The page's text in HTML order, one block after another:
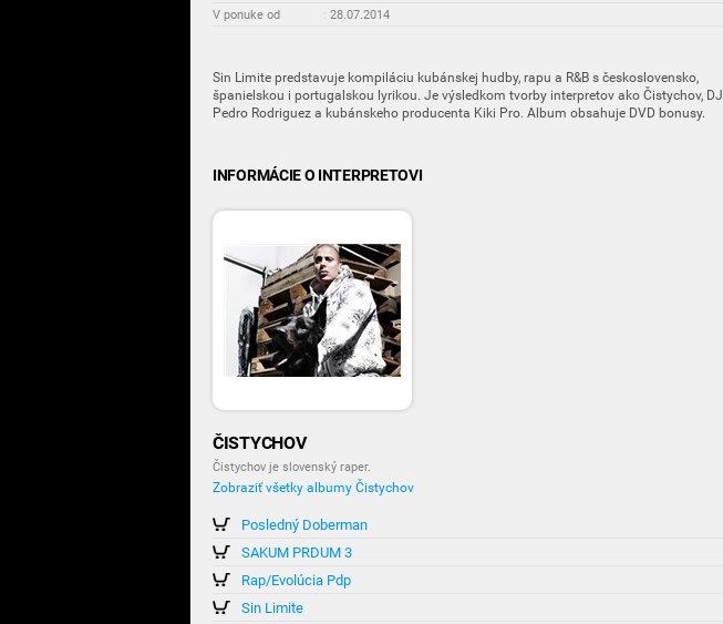
V ponuke od
: 28.07.2014
Sin Limite predstavuje kompiláciu kubánskej hudby, rapu a R&B s československo,
španielskou i portugalskou lyrikou. Je výsledkom tvorby interpretov ako Čistychov, DJ
Pedro Rodriguez a kubánskeho producenta Kiki Pro. Album obsahuje DVD bonusy.
INFORMÁCIE O INTERPRETOVI
ČISTYCHOV
Čistychov je slovenský raper.
Zobraziť všetky albumy Čistychov
Posledný Doberman
SAKUM PRDUM 3
Rap/Evolúcia Pdp
Sin Limite